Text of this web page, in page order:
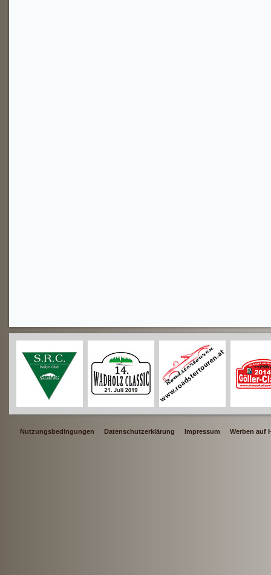
Nutzungsbedingungen Datenschutzerklärung Impressum Werben auf